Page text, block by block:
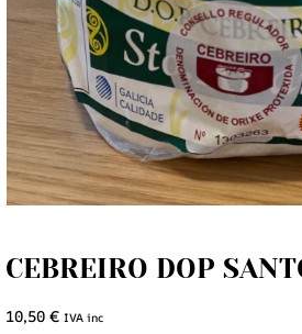
CEBREIRO DOP
10,50 € IVA inc